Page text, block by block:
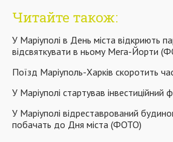
Читайте також:
У Маріуполі в День міста відкриють
відсвяткувати в ньому Мега-Йорти
Поїзд Маріуполь-Харків скоротить
У Маріуполі стартував
У Маріуполі відреставрований
побачать до Дня міста (ФОТО)